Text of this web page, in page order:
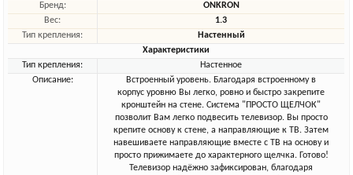
Бренд:
ONKRON
Вес:
1.3
Тип крепления:
Настенный
Характеристики
Тип крепления:
Настенное
Описание:
Встроенный уровень. Благодаря встроенному в
корпус уровню Вы легко, ровно и быстро закрепите
кронштейн на стене. Система "ПРОСТО ЩЕЛЧОК"
позволит Вам легко подвесить телевизор. Вы просто
крепите основу к стене, а направляющие к ТВ. Затем
навешиваете направляющие вместе с ТВ на основу и
просто прижимаете до характерного щелчка. Готово!
Телевизор надёжно зафиксирован, благодаря